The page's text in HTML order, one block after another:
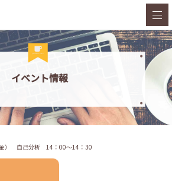
イベント情報
金） 自己分析 14：00～14：30